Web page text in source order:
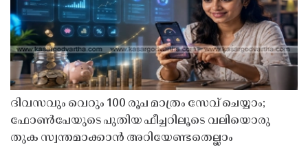
ദിവസവും വെറും 100 രൂപ മാത്രം സേവ് ചെയ്യാം;
ഫോൺപേയുടെ പുതിയ ഫീച്ചറിലൂടെ വലിയൊരു
തുക സ്വന്തമാക്കാൻ അറിയേണ്ടതെല്ലാം